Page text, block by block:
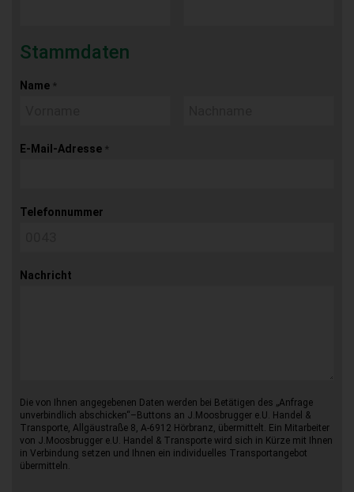
Stammdaten
Name *
E-Mail-Adresse *
Telefonnummer
Nachricht
Die von Ihnen angegebenen Daten werden bei Betätigen des „Anfrage
unverbindlich abschicken“–Buttons an J.Moosbrugger e.U. Handel &
Transporte, Allgäustraße 8, A-6912 Hörbranz, übermittelt. Ein Mitarbeiter
von J.Moosbrugger e.U. Handel & Transporte wird sich in Kürze mit Ihnen
in Verbindung setzen und Ihnen ein individuelles Transportangebot
übermitteln.